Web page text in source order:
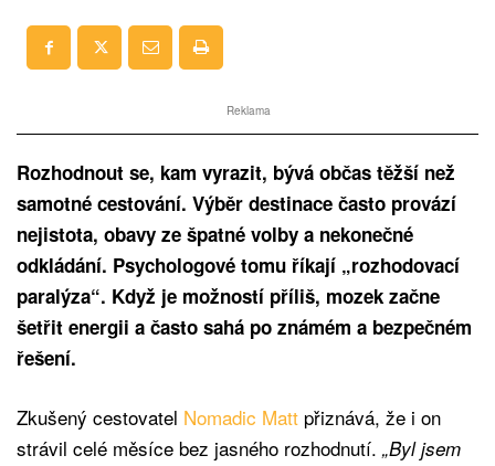
Reklama
Rozhodnout se, kam vyrazit, bývá občas těžší než
samotné cestování. Výběr destinace často provází
nejistota, obavy ze špatné volby a nekonečné
odkládání. Psychologové tomu říkají „rozhodovací
paralýza“. Když je možností příliš, mozek začne
šetřit energii a často sahá po známém a bezpečném
řešení.
Zkušený cestovatel Nomadic Matt přiznává, že i on
strávil celé měsíce bez jasného rozhodnutí. „Byl jsem